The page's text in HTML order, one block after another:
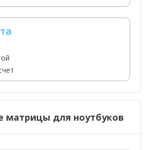
матрицы для ноутбуков